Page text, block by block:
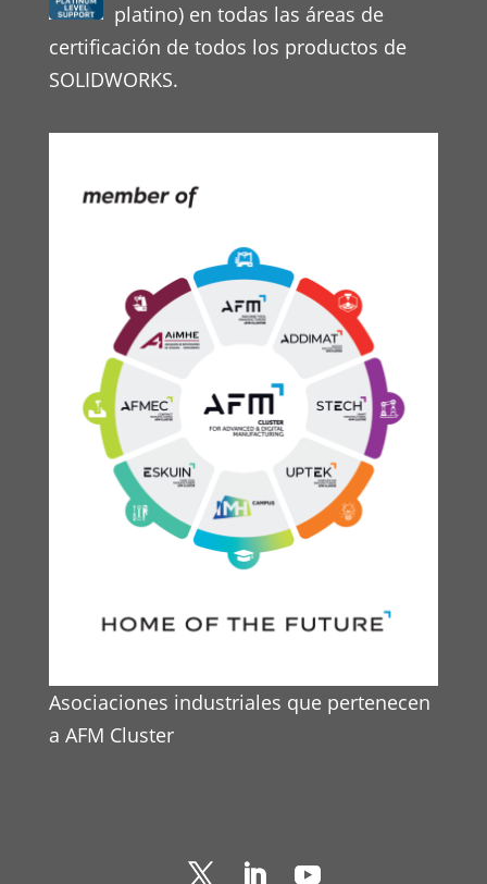
platino) en todas las áreas de
certificación de todos los productos de
SOLIDWORKS.
Asociaciones industriales que pertenecen
a AFM Cluster